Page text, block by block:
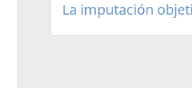
La imputación